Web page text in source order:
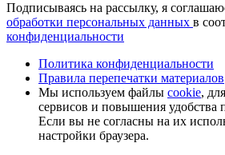
Подписываясь на рассылку, я
обработки персональных данных в
конфиденциальности
Политика конфиденциальности
Правила перепечатки материалов
Мы используем файлы cookie,
сервисов и повышения удобства
Если вы не согласны на их
настройки браузера.